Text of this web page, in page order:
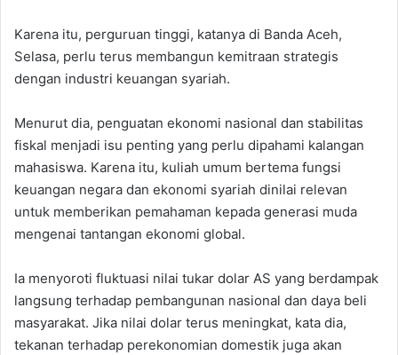
Karena itu, perguruan tinggi, katanya di Banda Aceh,
Selasa, perlu terus membangun kemitraan strategis
dengan industri keuangan syariah.
Menurut dia, penguatan ekonomi nasional dan stabilitas
fiskal menjadi isu penting yang perlu dipahami kalangan
mahasiswa. Karena itu, kuliah umum bertema fungsi
keuangan negara dan ekonomi syariah dinilai relevan
untuk memberikan pemahaman kepada generasi muda
mengenai tantangan ekonomi global.
Ia menyoroti fluktuasi nilai tukar dolar AS yang berdampak
langsung terhadap pembangunan nasional dan daya beli
masyarakat. Jika nilai dolar terus meningkat, kata dia,
tekanan terhadap perekonomian domestik juga akan